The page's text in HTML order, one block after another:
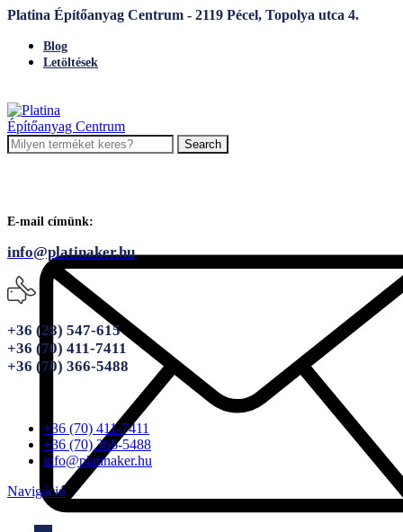
Platina Építőanyag Centrum - 2119 Pécel, Topolya utca 4.
Blog
Letöltések
Search
E-mail címünk:
info@platinaker.hu
+36 (28) 547-615
+36 (70) 411-7411
+36 (70) 366-5488
+36 (70) 411-7411
+36 (70) 366-5488
info@platinaker.hu
Navigáció